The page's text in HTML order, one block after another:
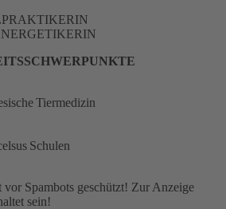
Tiermedizin
Schulen
Spambots geschützt! Zur Anzeige
sein!